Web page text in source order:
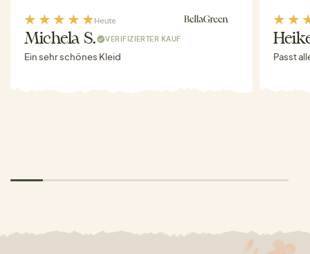
Heute
Michela S. VERIFIZIERTER KAUF
Ein sehr schönes Kleid Passt